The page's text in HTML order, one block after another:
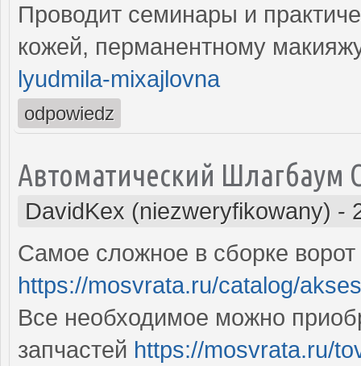
Проводит семинары и
кожей, перманентному
lyudmila-mixajlovna
odpowiedz
Автоматический
DavidKex (niezweryfikowany) -
Самое сложное в сборке ворот
https://mosvrata.ru/catalog/
Все необходимое можно
запчастей https://mosvrata.ru/